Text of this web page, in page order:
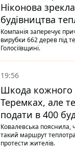
Ніконова
будівництва
Теремках
Компанія заперечує
вирубки 662 дерев під
Голосіївщині.
19:56
Шкода кожного
Теремках, але
подати в 400
депутатка
Ковалевська пояснила,
такий маршрут
протести жителів.